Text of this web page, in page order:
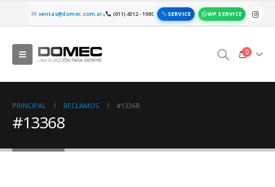
ventas@domec.com.ar| (011) 4312 - 1980 SERVICE WP SERVICE
0
PRINCIPAL RECLAMOS #13368
#13368